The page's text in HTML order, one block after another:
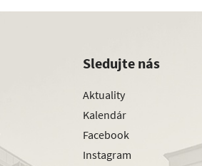
Sledujte nás
Aktuality
Kalendár
Facebook
Instagram